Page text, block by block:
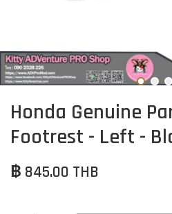
Honda Genuine
Footrest - Left -
฿ 845.00 THB